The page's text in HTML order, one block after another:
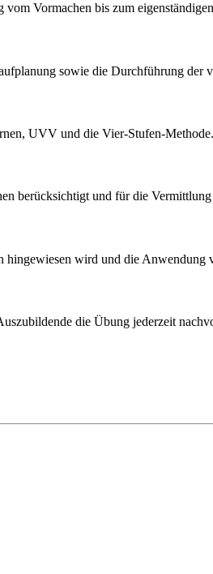
Vormachen bis zum
sowie die Durchführung der
UVV und die Vier-Stufen-Methode.
berücksichtigt und für die
wird und die
die Übung jederzeit